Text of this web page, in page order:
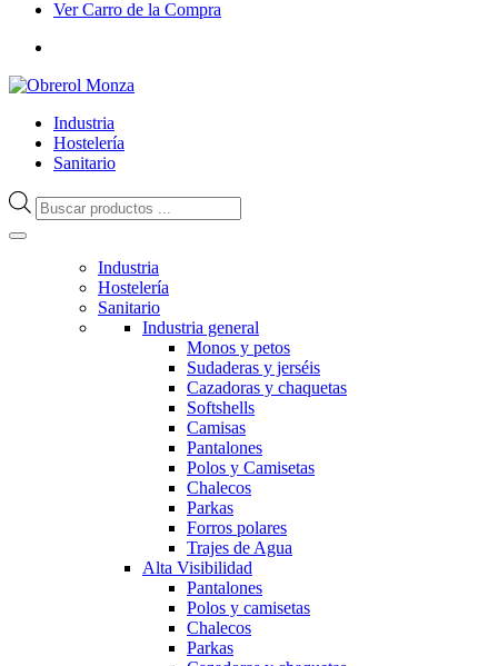
Ver Carro de la Compra
Industria
Hostelería
Sanitario
Búsqueda
de
Industria
Hostelería
Sanitario
Industria general
Monos y petos
Sudaderas y jerséis
Cazadoras y chaquetas
Softshells
Camisas
Pantalones
Polos y Camisetas
Chalecos
Parkas
Forros polares
Trajes de Agua
Alta Visibilidad
Pantalones
Polos y camisetas
Chalecos
Parkas